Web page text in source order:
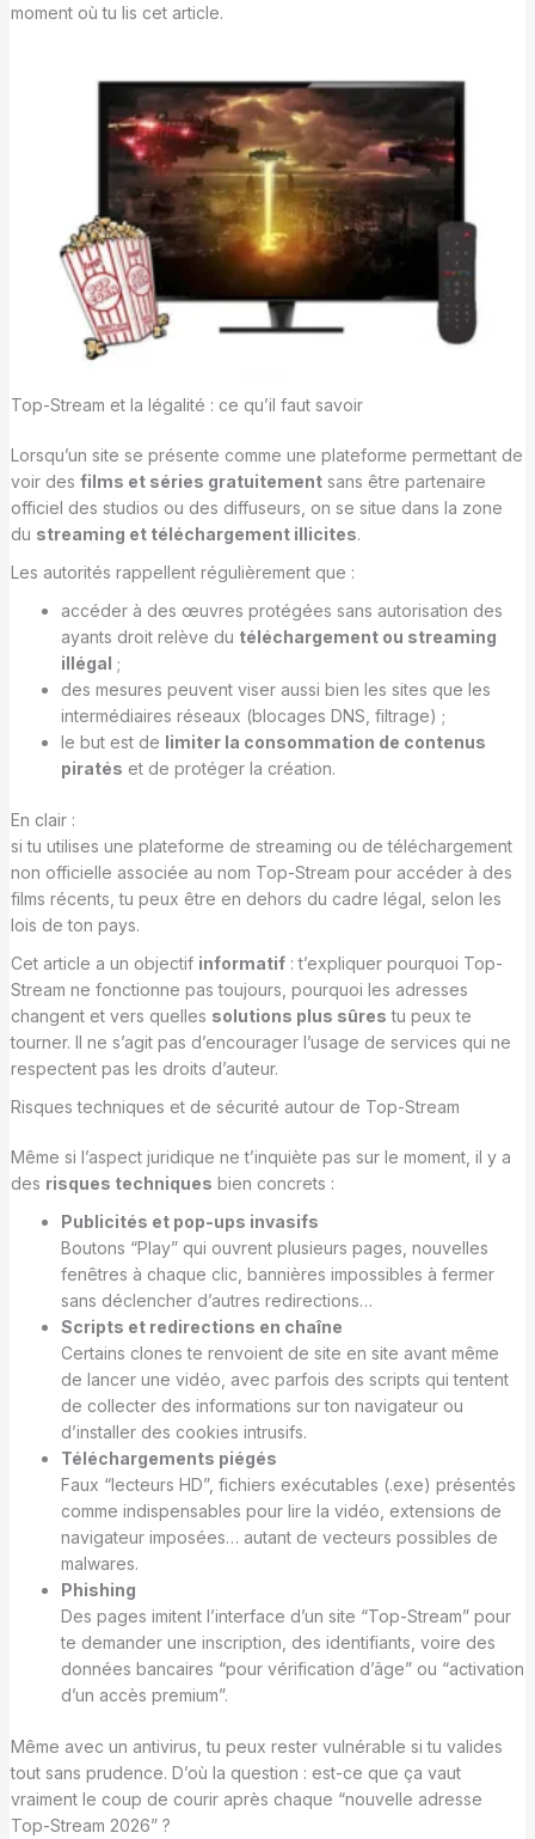
moment où tu lis cet article.
Top-Stream et la légalité : ce qu’il faut savoir
Lorsqu’un site se présente comme une plateforme permettant de
voir des films et séries gratuitementsans être partenaire
officiel des studios ou des diffuseurs, on se situe dans la zone
du streaming et téléchargement illicites.
Les autorités rappellent régulièrement que :
accéder à des œuvres protégées sans autorisation des
ayants droit relève du téléchargement ou streaming
illégal ;
des mesures peuvent viser aussi bien les sites que les
intermédiaires réseaux (blocages DNS, filtrage) ;
le but est de limiter la consommation de contenus
piratés et de protéger la création.
En clair :
si tu utilises une plateforme de streaming ou de téléchargement
non officielle associée au nom Top-Stream pour accéder à des
films récents, tu peux être en dehors du cadre légal, selon les
lois de ton pays.
Cet article a un objectif informatif: t’expliquer pourquoi Top-
Stream ne fonctionne pas toujours, pourquoi les adresses
changent et vers quelles solutions plus sûres tu peux te
tourner. Il ne s’agit pas d’encourager l’usage de services qui ne
respectent pas les droits d’auteur.
Risques techniques et de sécurité autour de Top-Stream
Même si l’aspect juridique ne t’inquiète pas sur le moment, il y a
des risques techniques bien concrets :
Publicités et pop-ups invasifs
Boutons “Play” qui ouvrent plusieurs pages, nouvelles
fenêtres à chaque clic, bannières impossibles à fermer
sans déclencher d’autres redirections…
Scripts et redirections en chaîne
Certains clones te renvoient de site en site avant même
de lancer une vidéo, avec parfois des scripts qui tentent
de collecter des informations sur ton navigateur ou
d’installer des cookies intrusifs.
Téléchargements piégés
Faux “lecteurs HD”, fichiers exécutables (.exe) présentés
comme indispensables pour lire la vidéo, extensions de
navigateur imposées… autant de vecteurs possibles de
malwares.
Phishing
Des pages imitent l’interface d’un site “Top-Stream” pour
te demander une inscription, des identifiants, voire des
données bancaires “pour vérification d’âge” ou “activation
d’un accès premium”.
Même avec un antivirus, tu peux rester vulnérable si tu valides
tout sans prudence. D’où la question : est-ce que ça vaut
vraiment le coup de courir après chaque “nouvelle adresse
Top-Stream 2026” ?